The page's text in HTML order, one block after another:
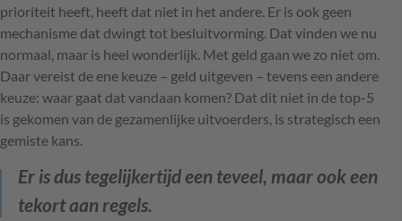
prioriteit heeft, heeft dat niet in het andere. Er is ook geen
mechanisme dat dwingt tot besluitvorming. Dat vinden we nu
normaal, maar is heel wonderlijk. Met geld gaan we zo niet om.
Daar vereist de ene keuze – geld uitgeven – tevens een andere
keuze: waar gaat dat vandaan komen? Dat dit niet in de top-5
is gekomen van de gezamenlijke uitvoerders, is strategisch een
gemiste kans.
Er is dus tegelijkertijd een teveel, maar ook een
tekort aan regels.